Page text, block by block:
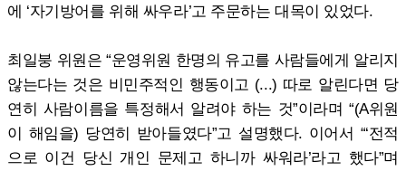
에 ‘자기방어를 위해 싸우라’고 주문하는 대목이 있었다.
최일붕 위원은 “운영위원 한명의 유고를 사람들에게 알리지
않는다는 것은 비민주적인 행동이고 (...) 따로 알린다면 당
연히 사람이름을 특정해서 알려야 하는 것”이라며 “(A위원
이 해임을) 당연히 받아들였다”고 설명했다. 이어서 “‘전적
으로 이건 당신 개인 문제고 하니까 싸워라’라고 했다”며